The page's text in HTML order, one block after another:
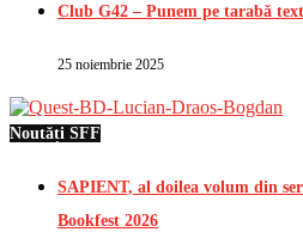
Club G42 – Punem pe tarabă
25 noiembrie 2025
Noutăți SFF
SAPIENT, al doilea volum din
Bookfest 2026